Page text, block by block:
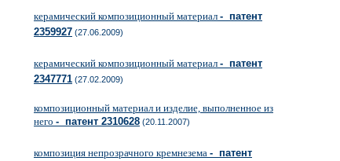
керамический композиционный материал - патент
2359927 (27.06.2009)
керамический композиционный материал - патент
2347771 (27.02.2009)
композиционный материал и изделие, выполненное из
него - патент 2310628 (20.11.2007)
композиция непрозрачного кремнезема - патент